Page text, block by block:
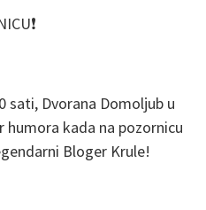
sati, Dvorana Domoljub u
humora kada na pozornicu
Bloger Krule!